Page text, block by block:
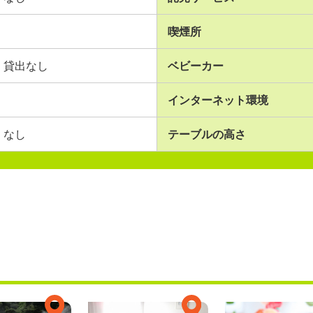
喫煙所
貸出なし ベビーカー
インターネット環境
なし テーブルの高さ